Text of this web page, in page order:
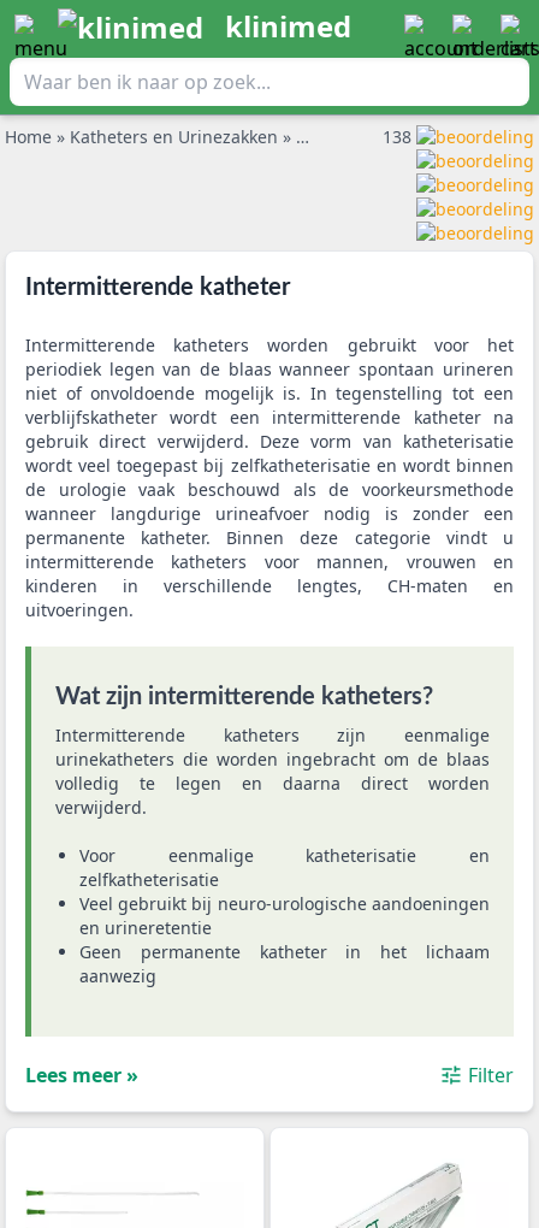
klinimed
Home » Katheters en Urinezakken » Intermitterende katheter
138
Intermitterende katheter
Intermitterende katheters worden gebruikt voor het
periodiek legen van de blaas wanneer spontaan urineren
niet of onvoldoende mogelijk is. In tegenstelling tot een
verblijfskatheter wordt een intermitterende katheter na
gebruik direct verwijderd. Deze vorm van katheterisatie
wordt veel toegepast bij zelfkatheterisatie en wordt binnen
de urologie vaak beschouwd als de voorkeursmethode
wanneer langdurige urineafvoer nodig is zonder een
permanente katheter. Binnen deze categorie vindt u
intermitterende katheters voor mannen, vrouwen en
kinderen in verschillende lengtes, CH-maten en
uitvoeringen.
Wat zijn intermitterende katheters?
Intermitterende katheters zijn eenmalige
urinekatheters die worden ingebracht om de blaas
volledig te legen en daarna direct worden
verwijderd.
Voor eenmalige katheterisatie en
zelfkatheterisatie
Veel gebruikt bij neuro-urologische aandoeningen
en urineretentie
Geen permanente katheter in het lichaam
aanwezig
Lees meer » Filter